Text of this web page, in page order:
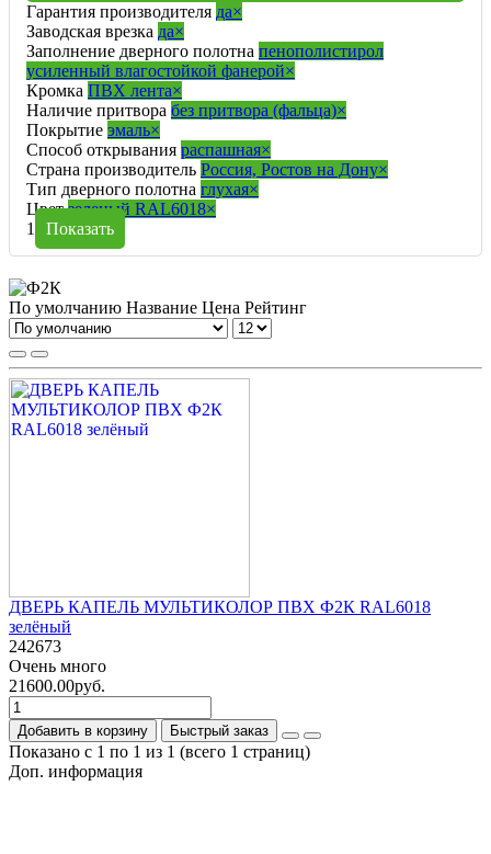
Гарантия производителя да×
Заводская врезка да×
Заполнение дверного полотна пенополистирол
усиленный влагостойкой фанерой×
Кромка ПВХ лента×
Наличие притвора без притвора (фальца)×
Покрытие эмаль×
Способ открывания распашная×
Страна производитель Россия, Ростов на Дону×
Тип дверного полотна глухая×
Цвет зеленый RAL6018×
1
Показать
По умолчанию Название Цена Рейтинг
ДВЕРЬ КАПЕЛЬ МУЛЬТИКОЛОР ПВХ Ф2К RAL6018
зелёный
242673
Очень много
21600.00руб.
Добавить в корзину Быстрый заказ
Показано с 1 по 1 из 1 (всего 1 страниц)
Доп. информация